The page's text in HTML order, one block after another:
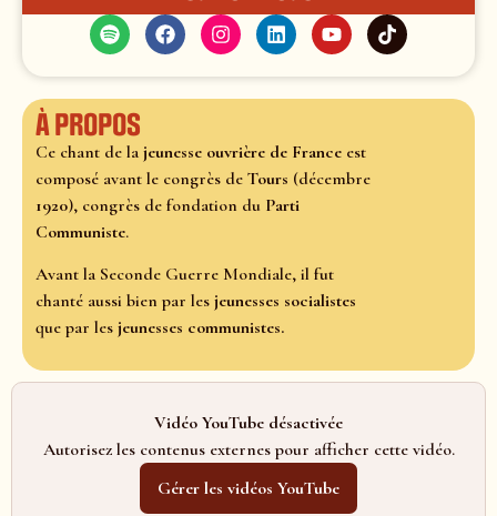
À propos
Ce chant de la jeunesse ouvrière de France est
composé avant le congrès de Tours (décembre
1920), congrès de fondation du Parti
Communiste.
Avant la Seconde Guerre Mondiale, il fut
chanté aussi bien par les jeunesses socialistes
que par les jeunesses communistes.
Vidéo YouTube désactivée
Autorisez les contenus externes pour afficher cette vidéo.
Gérer les vidéos YouTube